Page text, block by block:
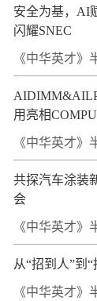
安全为基，AI
闪耀SNEC
《中华英才》
用亮相
《中华英才》
共探汽车涂装
会
《中华英才》
从“招到人”到
《中华英才》